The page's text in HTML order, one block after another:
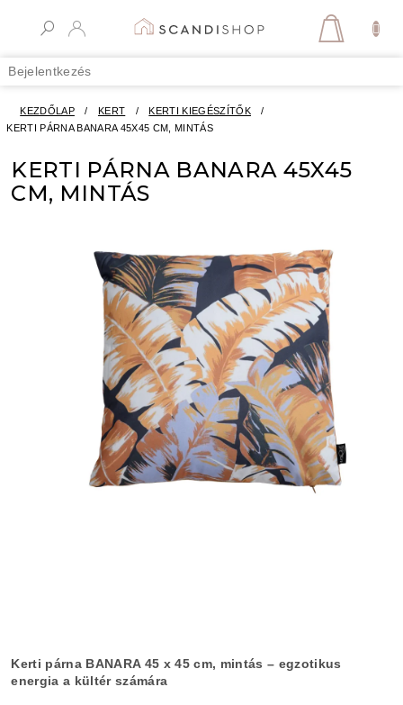
Bejelentkezés
KOSÁR
KEZDŐLAP / KERT / KERTI KIEGÉSZÍTŐK
/
KERTI PÁRNA BANARA 45X45 CM, MINTÁS
KERTI PÁRNA BANARA 45X45
CM, MINTÁS
Kerti párna BANARA 45 x 45 cm, mintás – egzotikus
energia a kültér számára